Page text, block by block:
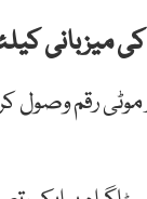
رقم وصول